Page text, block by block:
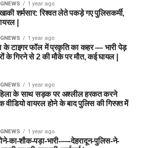
1 year ago
शर्मसार: रिश्वत लेते पकड़े गए पुलिसकर्मी,
|
1 year ago
के टाइगर फॉल में प्रकृति का कहर — भारी पेड़
के गिरने से 2 की मौके पर मौत, कई घायल |
1 year ago
के साथ सड़क पर अश्लील हरकत करने
वीडियो वायरल होने के बाद पुलिस की गिरफ्त में
1 year ago
का-शौक-पड़ा-भारी-—-देहरादून-पुलिस-ने-